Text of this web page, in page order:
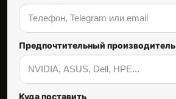
Предпочтительный производитель
Куда поставить